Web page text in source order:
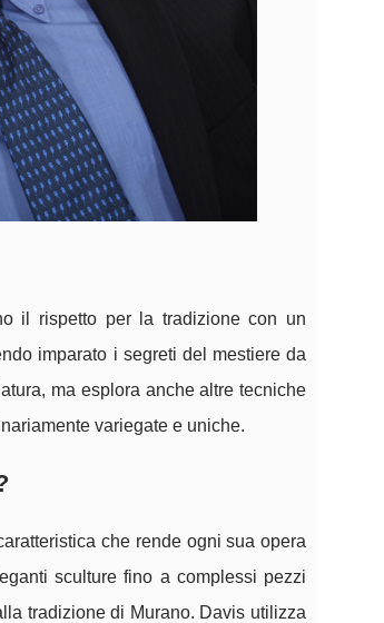
il rispetto per la tradizione con un
imparato i segreti del mestiere da
ma esplora anche altre tecniche
variegate e uniche.
che rende ogni sua opera
sculture fino a complessi pezzi
tradizione di Murano. Davis utilizza